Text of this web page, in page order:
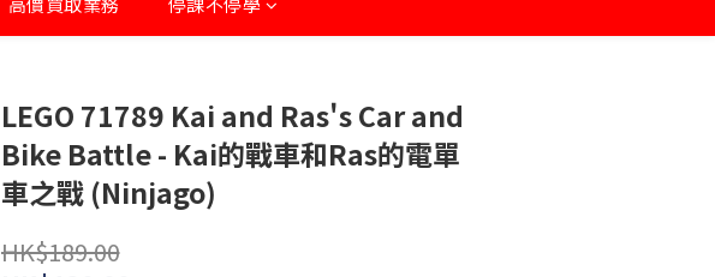
LEGO 71789 Kai and Ras's Car and
Bike Battle - Kai的戰車和Ras的電單
車之戰 (Ninjago)
HK$189.00